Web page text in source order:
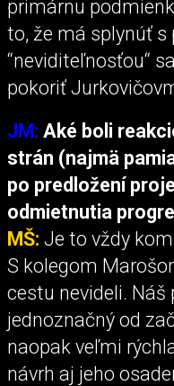
primárnu
to, že má splynúť s
“neviditeľnosťou“
pokoriť
JM: Aké boli
strán (najmä
po predložení
odmietnutia
MŠ: Je to vždy
S kolegom
cestu nevideli.
jednoznačný od
naopak veľmi
návrh aj jeho